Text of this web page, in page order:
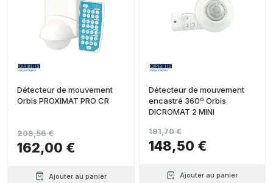
Détecteur de mouvement
Orbis PROXIMAT PRO CR
162,00 €
208,56 €
Ajouter au panier
Détecteur de mouvement
encastré 360º Orbis
DICROMAT 2 MINI
148,50 €
191,70 €
Ajouter au panier